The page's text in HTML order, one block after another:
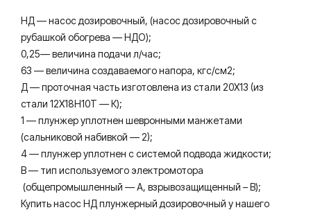
НД — насос дозировочный, (насос дозировочный с
рубашкой обогрева — НДО);
0,25— величина подачи л/час;
63 — величина создаваемого напора, кгс/см2;
Д — проточная часть изготовлена из стали 20Х13 (из
стали 12Х18Н10Т — К);
1 — плунжер уплотнен шевронными манжетами
(сальниковой набивкой — 2);
4 — плунжер уплотнен с системой подвода жидкости;
В — тип используемого электромотора
(общепромышленный — А, взрывозащищенный – В);
Купить насос НД плунжерный дозировочный у нашего